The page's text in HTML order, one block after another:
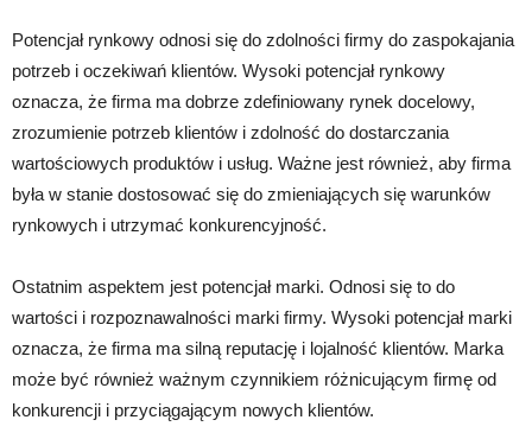
Potencjał rynkowy odnosi się do zdolności firmy do zaspokajania
potrzeb i oczekiwań klientów. Wysoki potencjał rynkowy
oznacza, że firma ma dobrze zdefiniowany rynek docelowy,
zrozumienie potrzeb klientów i zdolność do dostarczania
wartościowych produktów i usług. Ważne jest również, aby firma
była w stanie dostosować się do zmieniających się warunków
rynkowych i utrzymać konkurencyjność.
Ostatnim aspektem jest potencjał marki. Odnosi się to do
wartości i rozpoznawalności marki firmy. Wysoki potencjał marki
oznacza, że firma ma silną reputację i lojalność klientów. Marka
może być również ważnym czynnikiem różnicującym firmę od
konkurencji i przyciągającym nowych klientów.